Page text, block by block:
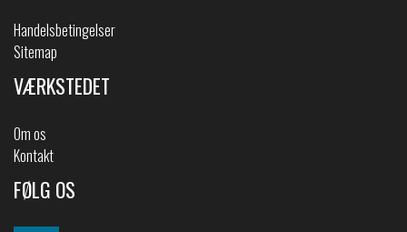
Handelsbetingelser
Sitemap
VÆRKSTEDET
Om os
Kontakt
FØLG OS